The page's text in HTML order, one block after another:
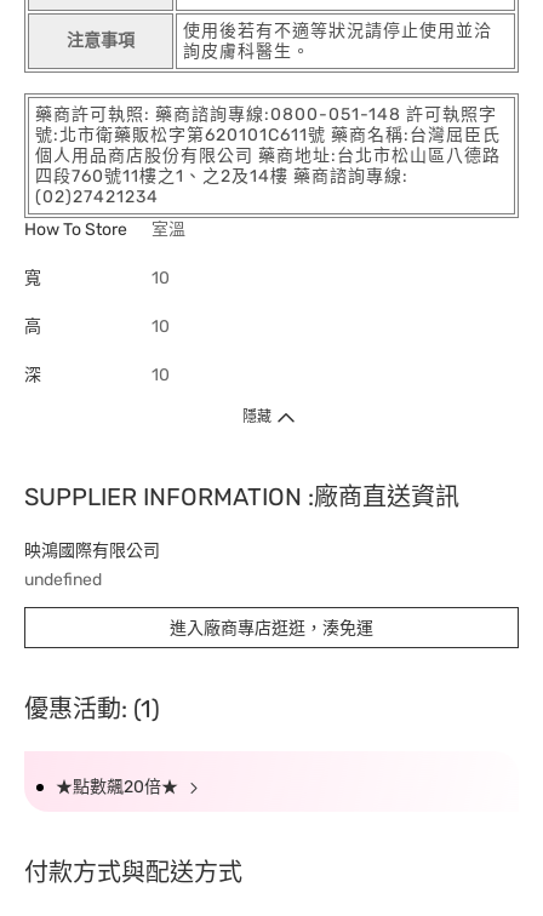
注意事項
使用後若有不適等狀況請停止使用並洽
詢皮膚科醫生。
藥商許可執照: 藥商諮詢專線:0800-051-148 許可執照字
號:北市衛藥販松字第620101C611號 藥商名稱:台灣屈臣氏
個人用品商店股份有限公司 藥商地址:台北市松山區八德路
四段760號11樓之1、之2及14樓 藥商諮詢專線:
(02)27421234
How To Store
室溫
寬 10
高 10
深 10
隱藏
SUPPLIER INFORMATION :廠商直送資訊
映鴻國際有限公司
undefined
進入廠商專店逛逛，湊免運
優惠活動: (1)
★點數飆20倍★
付款方式與配送方式